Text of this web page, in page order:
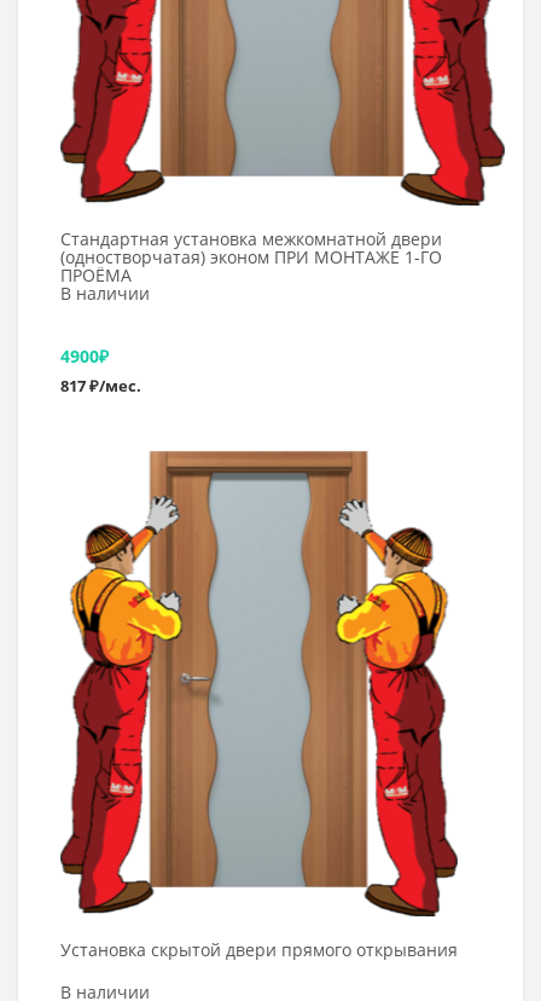
Стандартная установка межкомнатной двери
(одностворчатая) эконом ПРИ МОНТАЖЕ 1-ГО
ПРОЁМА
В наличии
4900₽
817 ₽/мес.
Установка скрытой двери прямого открывания
В наличии
В корзину